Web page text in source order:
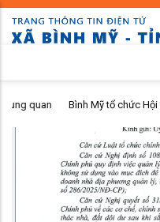
Skip
main
Bình Mỹ tổ chức Hội nghị
năm 2026 tại ấp Bình Phú